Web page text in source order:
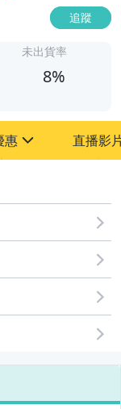
追蹤
未出貨率
8%
惠 直播影